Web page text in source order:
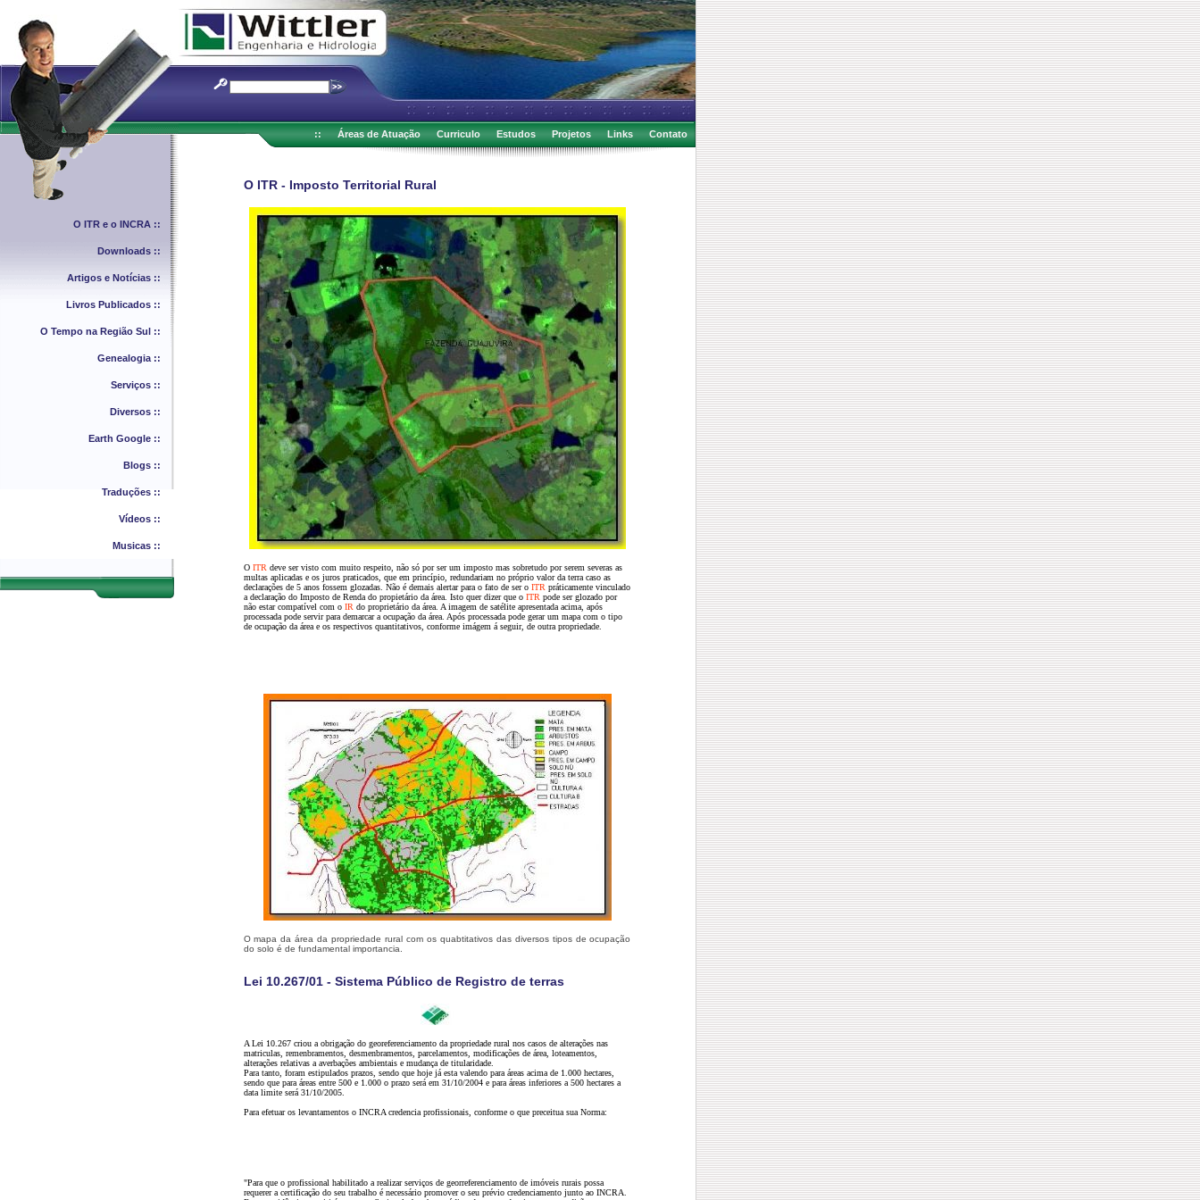
O ITR e o INCRA ::
Downloads ::
Artigos e Notícias ::
Livros Publicados ::
O Tempo na Região Sul ::
Genealogia ::
Serviços ::
Diversos ::
Earth Google ::
Blogs ::
Traduções ::
Vídeos ::
Musicas ::
:: Áreas de Atuação Curriculo Estudos Projetos Links Contato
O ITR - Imposto Territorial Rural
O ITR deve ser visto com muito respeito, não só por ser um imposto mas sobretudo por serem severas as
multas aplicadas e os juros praticados, que em princípio, redundariam no próprio valor da terra caso as
declarações de 5 anos fossem glozadas. Não é demais alertar para o fato de ser o ITR práticamente vinculado
a declaração do Imposto de Renda do propietário da área. Isto quer dizer que o ITR pode ser glozado por
não estar compatível com o IR do proprietário da área. A imagem de satélite apresentada acima, após
processada pode servir para demarcar a ocupação da área. Após processada pode gerar um mapa com o tipo
de ocupação da área e os respectivos quantitativos, conforme imágem á seguir, de outra propriedade.
O mapa da área da propriedade rural com os quabtitativos das diversos tipos de ocupação
do solo é de fundamental importancia.
Lei 10.267/01 - Sistema Público de Registro de terras
A Lei 10.267 criou a obrigação do georeferenciamento da propriedade rural nos casos de alterações nas
matriculas, remenbramentos, desmenbramentos, parcelamentos, modificações de área, loteamentos,
alterações relativas a averbações ambientais e mudança de titularidade.
Para tanto, foram estipulados prazos, sendo que hoje já esta valendo para áreas acima de 1.000 hectares,
sendo que para áreas entre 500 e 1.000 o prazo será em 31/10/2004 e para áreas inferiores a 500 hectares a
data limite será 31/10/2005.
Para efetuar os levantamentos o INCRA credencia profissionais, conforme o que preceitua sua Norma:
"Para que o profissional habilitado a realizar serviços de georreferenciamento de imóveis rurais possa
requerer a certificação do seu trabalho é necessário promover o seu prévio credenciamento junto ao INCRA.